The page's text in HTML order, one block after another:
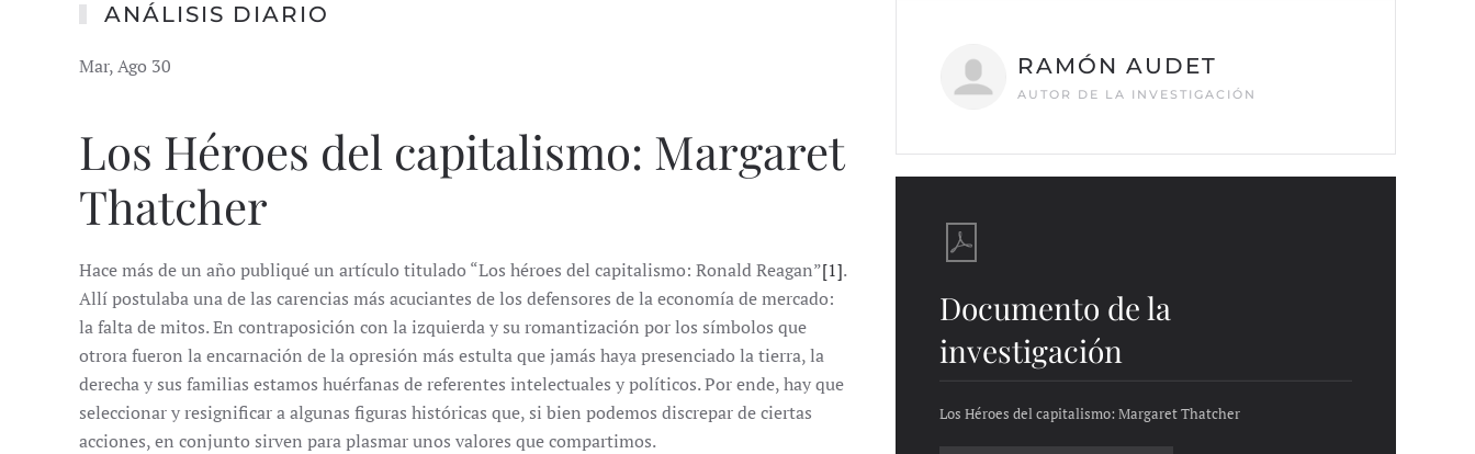
ANÁLISIS DIARIO
Mar, Ago 30
Los Héroes del capitalismo: Margaret
Thatcher
Hace más de un año publiqué un artículo titulado “Los héroes del capitalismo: Ronald Reagan”[1].
Allí postulaba una de las carencias más acuciantes de los defensores de la economía de mercado:
la falta de mitos. En contraposición con la izquierda y su romantización por los símbolos que
otrora fueron la encarnación de la opresión más estulta que jamás haya presenciado la tierra, la
derecha y sus familias estamos huérfanas de referentes intelectuales y políticos. Por ende, hay que
seleccionar y resignificar a algunas figuras históricas que, si bien podemos discrepar de ciertas
acciones, en conjunto sirven para plasmar unos valores que compartimos.
RAMÓN AUDET
AUTOR DE LA INVESTIGACIÓN
Documento de la
investigación
Los Héroes del capitalismo: Margaret Thatcher